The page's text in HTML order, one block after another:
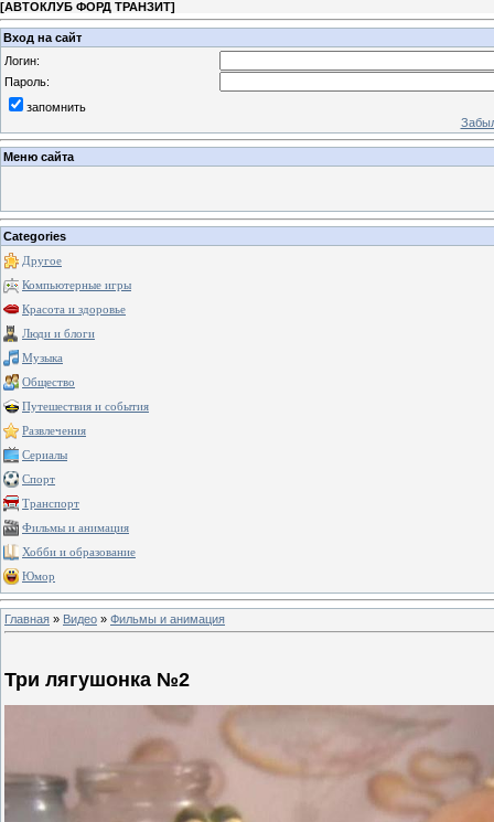
[АВТОКЛУБ ФОРД ТРАНЗИТ]
Вход на сайт
Логин:
Пароль:
запомнить
Меню сайта
Categories
Другое
Компьютерные игры
Красота и здоровье
Люди и блоги
Музыка
Общество
Путешествия и события
Развлечения
Сериалы
Спорт
Транспорт
Фильмы и анимация
Хобби и образование
Юмор
Главная » Видео » Фильмы и анимация
Три лягушонка №2